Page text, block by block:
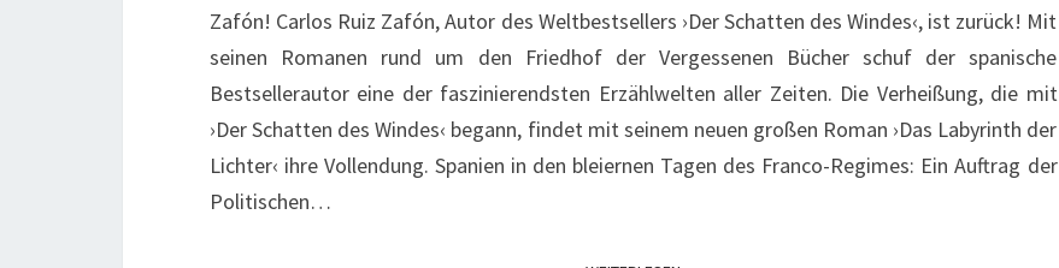
Zafón! Carlos Ruiz Zafón, Autor des Weltbestsellers ›Der Schatten des Windes‹, ist zurück! Mit
seinen Romanen rund um den Friedhof der Vergessenen Bücher schuf der spanische
Bestsellerautor eine der faszinierendsten Erzählwelten aller Zeiten. Die Verheißung, die mit
›Der Schatten des Windes‹ begann, findet mit seinem neuen großen Roman ›Das Labyrinth der
Lichter‹ ihre Vollendung. Spanien in den bleiernen Tagen des Franco-Regimes: Ein Auftrag der
Politischen…